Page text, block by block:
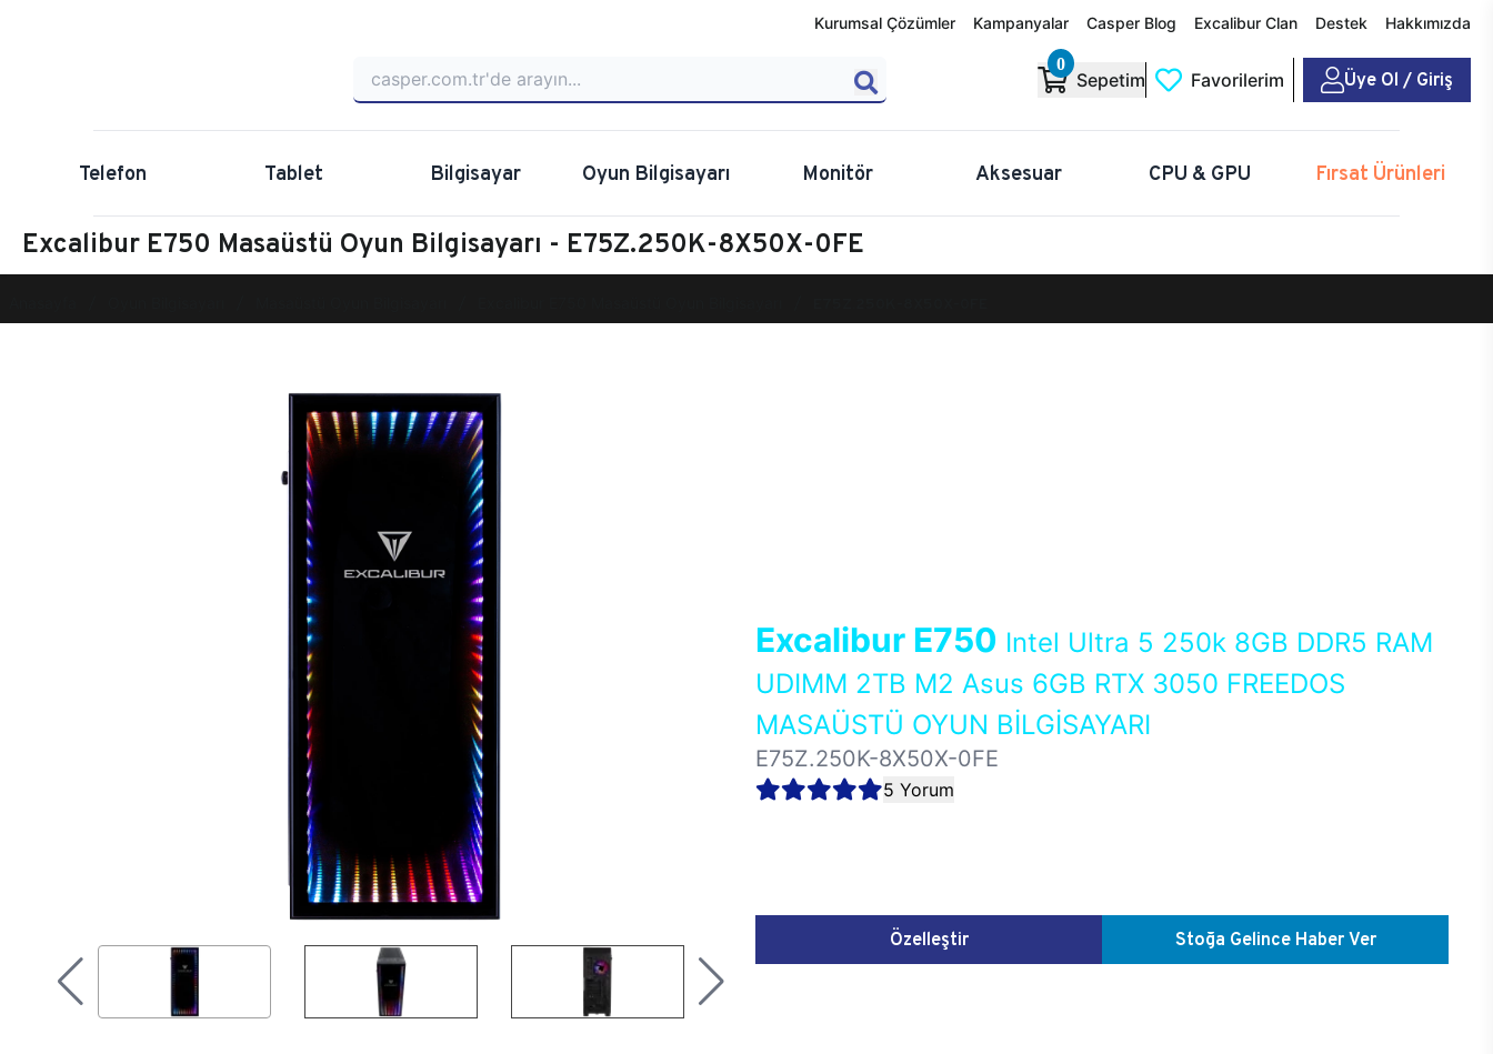
Kurumsal Çözümler Kampanyalar Casper Blog Excalibur Clan Destek Hakkımızda
0
Sepetim Favorilerim Üye Ol / Giriş
Telefon Tablet Bilgisayar Oyun Bilgisayarı Monitör Aksesuar CPU & GPU Fırsat Ürünleri
Excalibur E750 Masaüstü Oyun Bilgisayarı - E75Z.250K-8X50X-0FE
Excalibur E750 Intel Ultra 5 250k 8GB DDR5 RAM
UDIMM 2TB M2 Asus 6GB RTX 3050 FREEDOS
MASAÜSTÜ OYUN BİLGİSAYARI
E75Z.250K-8X50X-0FE
5 Yorum
Özelleştir Stoğa Gelince Haber Ver